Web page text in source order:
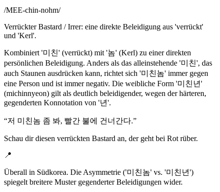
/MEE-chin-nohm/
Verrückter Bastard / Irrer: eine direkte Beleidigung aus 'verrückt'
und 'Kerl'.
Kombiniert '미친' (verrückt) mit '놈' (Kerl) zu einer direkten
persönlichen Beleidigung. Anders als das alleinstehende '미친', das
auch Staunen ausdrücken kann, richtet sich '미친놈' immer gegen
eine Person und ist immer negativ. Die weibliche Form '미친년'
(michinnyeon) gilt als deutlich beleidigender, wegen der härteren,
gegenderten Konnotation von '년'.
“저 미친놈 좀 봐, 빨간 불에 건너간다.”
Schau dir diesen verrückten Bastard an, der geht bei Rot rüber.
📍
Überall in Südkorea. Die Asymmetrie ('미친놈' vs. '미친년')
spiegelt breitere Muster gegenderter Beleidigungen wider.